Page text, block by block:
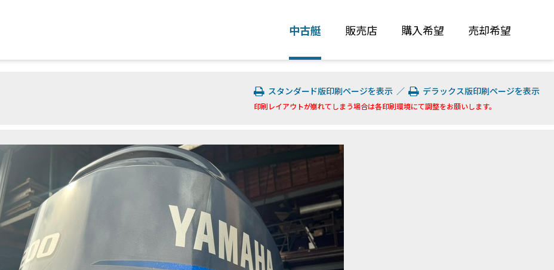
中古艇 販売店 購入希望 売却希望
スタンダード版印刷ページを表示 ／ デラックス版印刷ページを表示
印刷レイアウトが崩れてしまう場合は各印刷環境にて調整をお願いします。